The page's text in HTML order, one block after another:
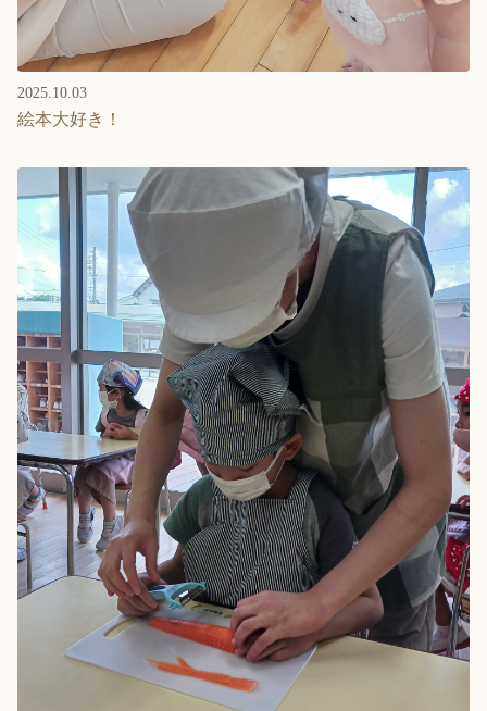
2025.10.03
絵本大好き！